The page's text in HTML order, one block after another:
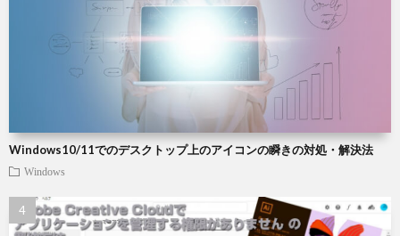
Windows10/11でのデスクトップ上のアイコンの瞬きの対処・解決法
Windows